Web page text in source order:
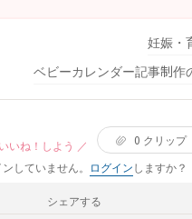
妊娠・
ベビーカレンダー記事制作
いね！しよう ／ 0 クリップ
していません。
ログインしますか？
シェアする